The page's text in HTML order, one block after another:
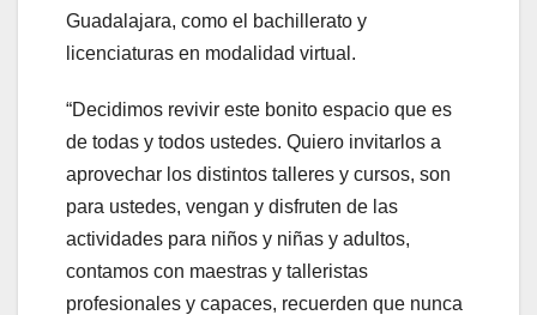
Guadalajara, como el bachillerato y
licenciaturas en modalidad virtual.
“Decidimos revivir este bonito espacio que es
de todas y todos ustedes. Quiero invitarlos a
aprovechar los distintos talleres y cursos, son
para ustedes, vengan y disfruten de las
actividades para niños y niñas y adultos,
contamos con maestras y talleristas
profesionales y capaces, recuerden que nunca